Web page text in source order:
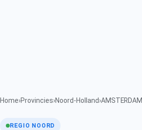
Home›Provincies›Noord-Holland›AMSTERDAM
REGIO NOORD